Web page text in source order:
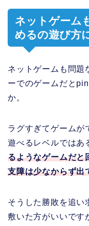
ネットゲーム
めるの遊び方
ネットゲームも問題
ーでのゲームだと
か。
ラグすぎてゲームが
遊べるレベルではあ
るようなゲームだと
支障は少なからず出
そうした勝敗を追い
敷いた方がいいです